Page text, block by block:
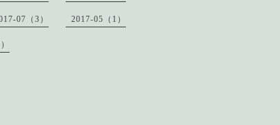
07（3） 2017-05（1）